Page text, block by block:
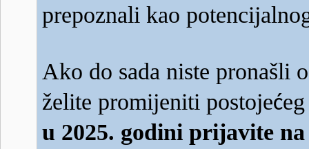
prepoznali kao
Ako do sada niste pronašli
želite promijeniti postojeć
u 2025. godini prijavite na